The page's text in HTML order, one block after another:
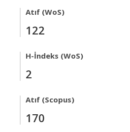
Atıf (WoS)
122
H-İndeks (WoS)
2
Atıf (Scopus)
170